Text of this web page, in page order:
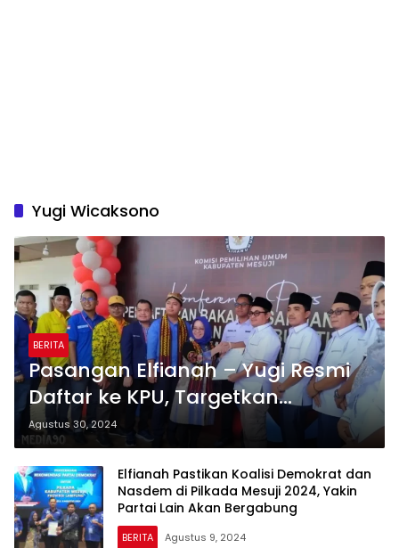
Yugi Wicaksono
BERITA
Pasangan Elfianah – Yugi Resmi
Daftar ke KPU, Targetkan
Kemenangan 84 Persen di Pilkada
Mesuji
Agustus 30, 2024
Elfianah Pastikan Koalisi Demokrat dan
Nasdem di Pilkada Mesuji 2024, Yakin
Partai Lain Akan Bergabung
BERITA Agustus 9, 2024